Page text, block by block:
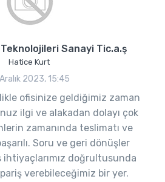
Teknolojileri Sanayi Tic.a.ş
Hatice Kurt
2023, 15:45
ofisinize geldiğimiz zaman
ilgi ve alakadan dolayı çok
zamanında teslimatı ve
Soru ve geri dönüşler
ihtiyaçlarımız doğrultusunda
verebileceğimiz bir yer.